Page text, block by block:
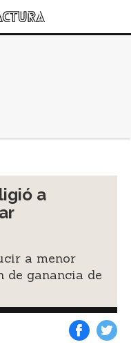
a
a menor
de ganancia de